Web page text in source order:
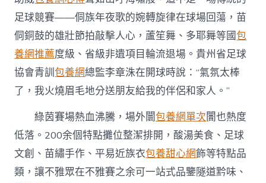
足球競賽——侗族年夜歌的婉轉旋律在球場回蕩，苗
侗銅鼓的雄壯節拍敲擊人心，蘆笙舞、多耶舞等國包
養網推薦度級、省級非遺項目輪流退場。貴州省足球
協會青訓包養網總監李章洙在開球時說：“氣氛太棒
了，我火燒眉毛地分送朋友給我的伴侶和家人。”
綠茵賽場熱血沸騰，場外闤包養網單次闠也熱度
低落。200余個特點攤位整潔排開，酸湯美食、足球
文創、苗繡手作、平易近族衣包養甜心網飾等特點品
類，讓不雅眾在不雅賽之余可一站式品鑒隧道黔味、